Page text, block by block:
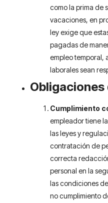
como la prima de
vacaciones, en
ley exige que
pagadas de
empleo temporal,
laborales sean
Obligaciones
Cumplimiento
empleador tiene
las leyes y
contratación de
correcta
personal en la
las condiciones
no cumplimiento